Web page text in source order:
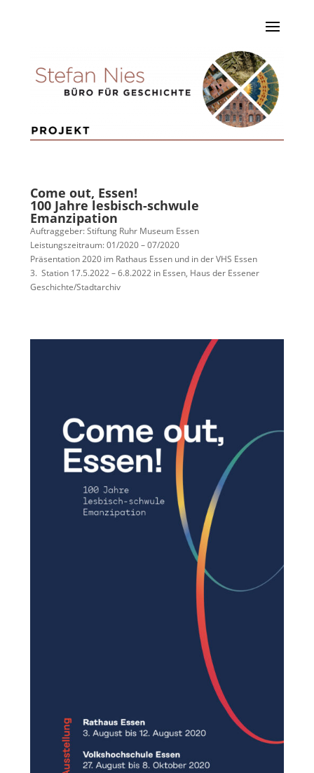
Come out, Essen!
100 Jahre lesbisch-schwule
Emanzipation
Auftraggeber: Stiftung Ruhr Museum Essen
Leistungszeitraum: 01/2020 – 07/2020
Präsentation 2020 im Rathaus Essen und in der VHS Essen
3. Station 17.5.2022 – 6.8.2022 in Essen, Haus der Essener
Geschichte/Stadtarchiv